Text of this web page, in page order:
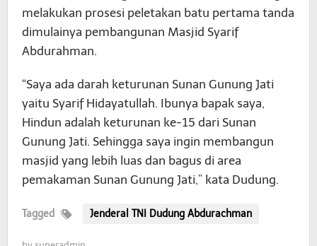
melakukan prosesi peletakan batu pertama tanda
dimulainya pembangunan Masjid Syarif
Abdurahman.
“Saya ada darah keturunan Sunan Gunung Jati
yaitu Syarif Hidayatullah. Ibunya bapak saya,
Hindun adalah keturunan ke-15 dari Sunan
Gunung Jati. Sehingga saya ingin membangun
masjid yang lebih luas dan bagus di area
pemakaman Sunan Gunung Jati,” kata Dudung.
Tagged Jenderal TNI Dudung Abdurachman